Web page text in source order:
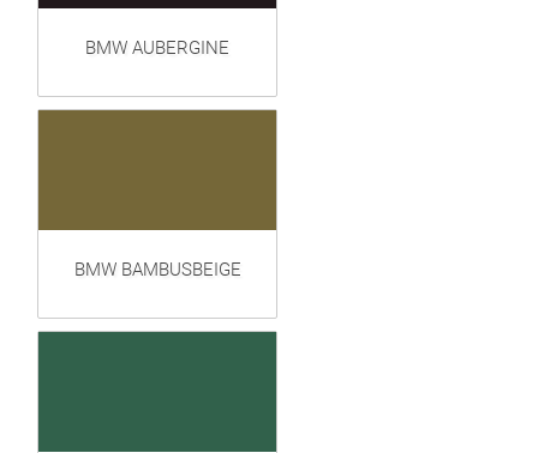
BMW AUBERGINE
BMW BAMBUSBEIGE